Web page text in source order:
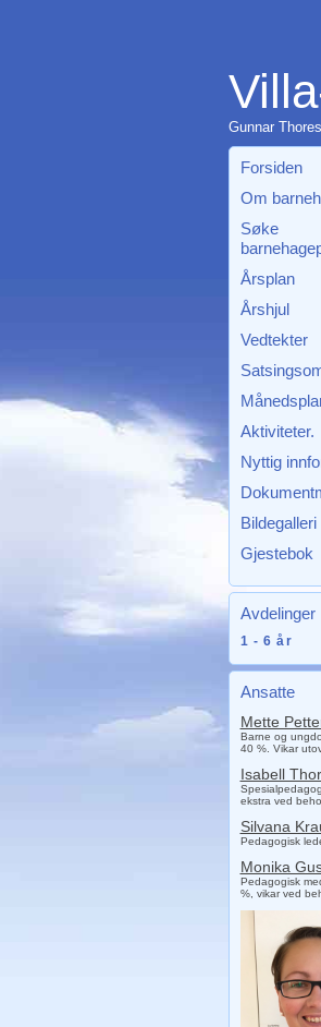
Gunnar
Forsiden
Om
Søke
Årsplan
Årshjul
Vedtekter
Aktiviteter.
Nyttig
Bildegalleri
Gjestebok
Avdelinger
1 - 6 år
Ansatte
Mette
Barne og
40 %. Vikar
Isabell
ekstra ved
Silvana
Pedagogisk
Monika
Pedagogisk
%, vikar ved